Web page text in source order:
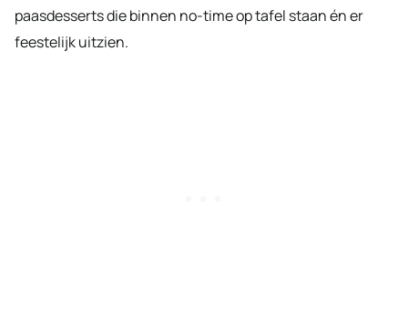
paasdesserts die binnen no-time op tafel staan én er
feestelijk uitzien.